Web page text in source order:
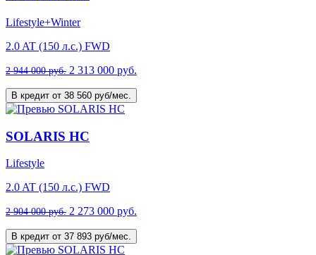
Lifestyle+Winter
2.0 AT (150 л.с.) FWD
2 944 000 руб. 2 313 000 руб.
В кредит от 38 560 руб/мес.
SOLARIS HC
Lifestyle
2.0 AT (150 л.с.) FWD
2 904 000 руб. 2 273 000 руб.
В кредит от 37 893 руб/мес.